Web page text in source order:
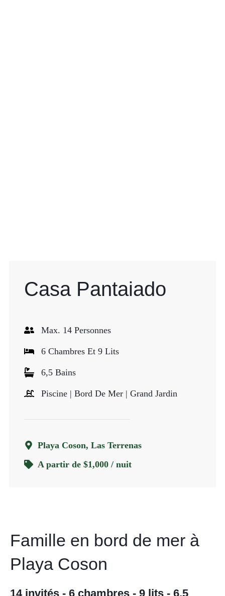
Casa Pantaiado
Max. 14 Personnes
6 Chambres Et 9 Lits
6,5 Bains
Piscine | Bord De Mer | Grand Jardin
Playa Coson, Las Terrenas
A partir de $1,000 / nuit
Famille en bord de mer à
Playa Coson
14 invités - 6 chambres - 9 lits - 6,5